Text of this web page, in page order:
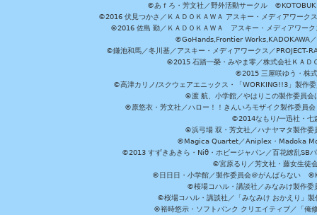
©あｆろ・芳文社／野外活動サークル
©2016 伏見つかさ／ＫＡＤＯＫＡＷＡ アスキー・メディアワー
©2016 佐島 勤／ＫＡＤＯＫＡＷＡ アスキー・メディアワ
©GoHands,Frontier Works,KADOKAWA
©鎌池和馬／冬川基／アスキー・メディアワークス／
©2015 石踏一榮・みやま零／株式会社ＫＡＤ
©2015 三屋咲ゆう・株
©高津カリノ/スクウェアエニックス・「WORKING!!3」製作
©渡 航、小学館／やはりこの製作委員
©原悠衣・芳文社／ハロー！！きんいろモザイク製作委員
©2014なもり/一迅社・
©浜弓場 双・芳文社／ハナヤマタ製作
©Magica Quartet／Aniplex・Madoka
©2013 すずきあきら・Niθ・ホビージャパン／百花繚乱
©宮原るり／芳文社・藤女生徒
©日日日・小学館／製作委員会＠がんばらない
©桜場コハル・講談社／みなみけ製作
©桜場コハル・講談社／「みなみけ おかえり」
©裕時悠示・ソフトバンク クリエイティブ／「